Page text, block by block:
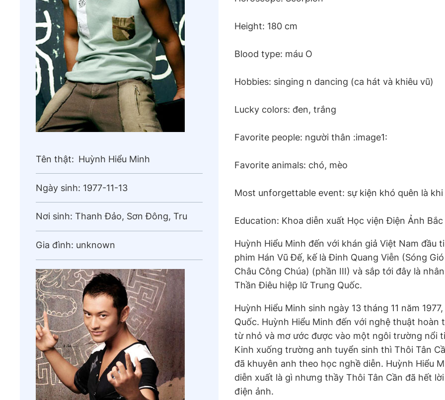
Tên thật: Huỳnh Hiểu Minh
Ngày sinh: 1977-11-13
Nơi sinh: Thanh Đảo, Sơn Đông, Tru
Gia đình: unknown
Height: 180 cm
Blood type: máu O
Hobbies: singing n dancing (ca hát và khiêu vũ)
Lucky colors: đen, trắng
Favorite people: người thân :image1:
Favorite animals: chó, mèo
Most unforgettable event: sự kiện khó quên là
Education: Khoa diễn xuất Học viện Điện Ảnh
Huỳnh Hiểu Minh đến với khán giả Việt Nam đầu
phim Hán Vũ Đế, kế là Đinh Quang Viễn (Sóng
Châu Công Chúa) (phần III) và sắp tới đây là
Thần Điêu hiệp lữ Trung Quốc.
Huỳnh Hiểu Minh sinh ngày 13 tháng 11 năm
Quốc. Huỳnh Hiểu Minh đến với nghệ thuật hoàn
từ nhỏ và mơ ước được vào một ngôi trường nổi
Kinh xuống trường anh tuyển sinh thì Thôi Tân
đã khuyên anh theo học nghề diễn. Huỳnh Hiểu
diễn xuất là gì nhưng thầy Thôi Tân Cần đã hết
điện ảnh.